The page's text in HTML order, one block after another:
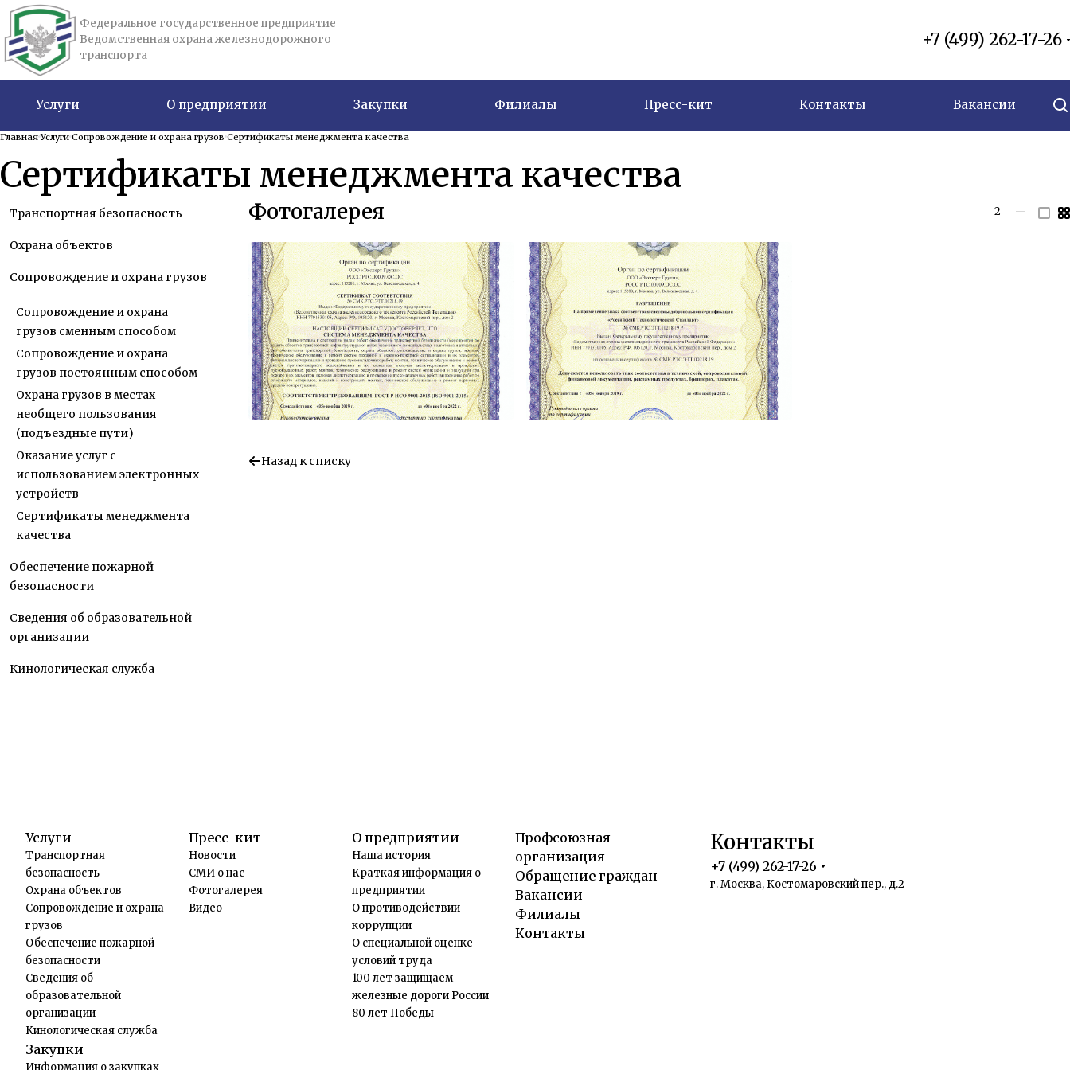
Федеральное государственное предприятие
Ведомственная охрана железнодорожного
транспорта
+7 (499) 262-17-26
Услуги О предприятии Закупки Филиалы Пресс-кит Контакты Вакансии
Главная Услуги Сопровождение и охрана грузов Сертификаты менеджмента качества
Сертификаты менеджмента качества
Фотогалерея 2 —
Назад к списку
Транспортная безопасность
Охрана объектов
Сопровождение и охрана грузов
Сопровождение и охрана
грузов сменным способом
Сопровождение и охрана
грузов постоянным способом
Охрана грузов в местах
необщего пользования
(подъездные пути)
Оказание услуг с
использованием электронных
устройств
Сертификаты менеджмента
качества
Обеспечение пожарной
безопасности
Сведения об образовательной
организации
Кинологическая служба
Услуги
Транспортная
безопасность
Охрана объектов
Сопровождение и охрана
грузов
Обеспечение пожарной
безопасности
Сведения об
образовательной
организации
Кинологическая служба
Закупки
Информация о закупках
Пресс-кит
Новости
СМИ о нас
Фотогалерея
Видео
О предприятии
Наша история
Краткая информация о
предприятии
О противодействии
коррупции
О специальной оценке
условий труда
100 лет защищаем
железные дороги России
80 лет Победы
Профсоюзная
организация
Обращение граждан
Вакансии
Филиалы
Контакты
Контакты
+7 (499) 262-17-26
г. Москва, Костомаровский пер., д.2